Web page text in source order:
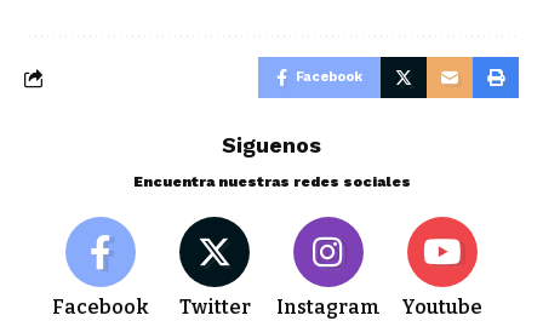
Facebook
Siguenos
Encuentra nuestras redes sociales
Facebook Twitter Instagram Youtube